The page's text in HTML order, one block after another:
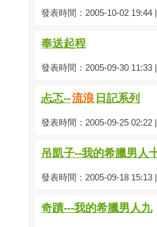
發表時間：2005-10-02 19:44
奉送起程
發表時間：2005-09-30 11:33
忐忑--流浪 日記系列
發表時間：2005-09-25 02:22
吊凱子--我的希臘男人
發表時間：2005-09-18 15:13
奇蹟---我的希臘男人九